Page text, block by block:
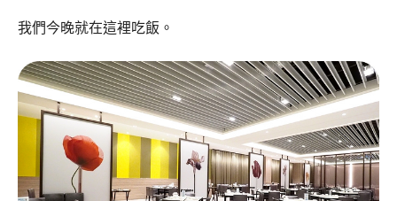
我們今晚就在這裡吃飯。